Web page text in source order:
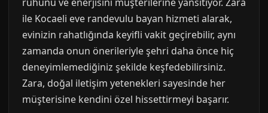
ile Kocaeli eve randevulu bayan hizmeti alarak,
evinizin rahatlığında keyifli vakit geçirebilir, aynı
zamanda onun önerileriyle şehri daha önce hiç
deneyimlemediğiniz şekilde keşfedebilirsiniz.
Zara, doğal iletişim yetenekleri sayesinde her
müşterisine kendini özel hissettirmeyi başarır.